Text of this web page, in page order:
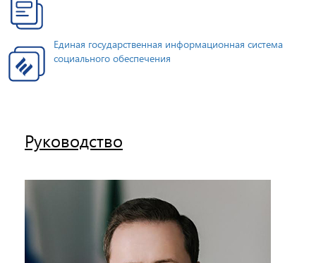
Единая государственная информационная система
социального обеспечения
Руководство